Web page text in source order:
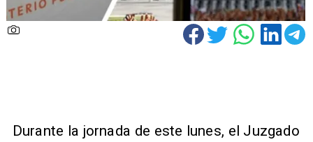
Durante la jornada de este lunes, el Juzgado